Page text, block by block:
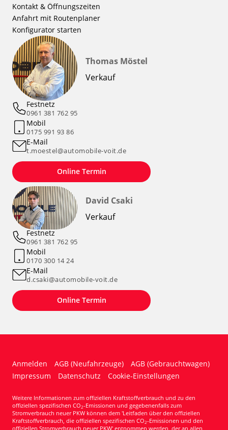
Kontakt & Öffnungszeiten
Anfahrt mit Routenplaner
Konfigurator starten
Thomas Möstel
Verkauf
Festnetz
0961 381 762 95
Mobil
0175 991 93 86
E-Mail
t.moestel@automobile-voit.de
Online Termin
David Csaki
Verkauf
Festnetz
0961 381 762 95
Mobil
0170 300 14 24
E-Mail
d.csaki@automobile-voit.de
Online Termin
Anmelden AGB (Neufahrzeuge)
AGB (Gebrauchtwagen)
Impressum
Datenschutz Cookie-Einstellungen
Weitere Informationen zum offiziellen Kraftstoffverbrauch und zu den
offiziellen spezifischen CO2-Emissionen und gegebenenfalls zum
Stromverbrauch neuer PKW können dem 'Leitfaden über den offiziellen
Kraftstoffverbrauch, die offiziellen spezifischen CO2-Emissionen und den